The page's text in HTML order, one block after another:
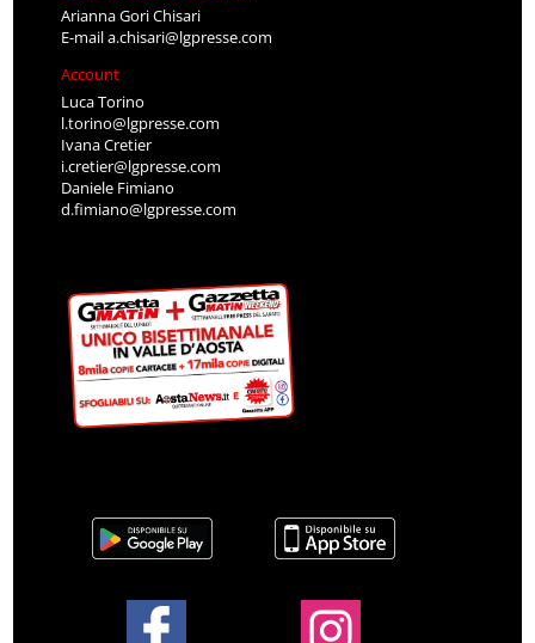
Arianna Gori Chisari
E-maila.chisari@lgpresse.com
Account
Luca Torino
l.torino@lgpresse.com
Ivana Cretier
i.cretier@lgpresse.com
Daniele Fimiano
d.fimiano@lgpresse.com